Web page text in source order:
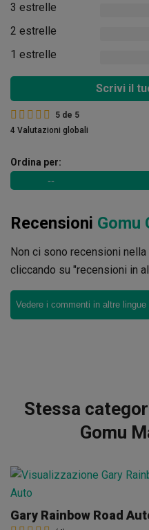
3 estrelle
2 estrelle
1 estrelle
Scrivi il
5 de 5
4 Valutazioni globali
Ordina per:
Recensioni Gomu
Non ci sono recensioni
cliccando su "recensioni in
Vedere i commenti in altre lingue
Stessa
Gomu
Gary Rainbow Road